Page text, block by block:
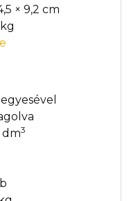
× 9,2 cm
dm3